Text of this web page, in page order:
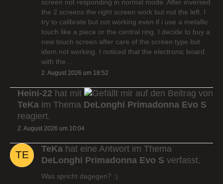
screen not responding in normal mode. After inversed
the 2 screens the right screen work but not the left. I
try to calibrate but not working even if i use a metallic
touch like a piece or the central ring. I decide to buy a
new touch screen after care of the screen type but
idem not working. I noticed that the electronic board
with the…
2. August 2026 um 18:52
Heini-22 hat mit
auf den Beitrag von
TeKa im Thema DeLonghi Primadonna Evo S
reagiert.
2. August 2026 um 10:04
TeKa hat eine Antwort im Thema
DeLonghi Primadonna Evo S verfasst.
Was spricht dagegen? :)